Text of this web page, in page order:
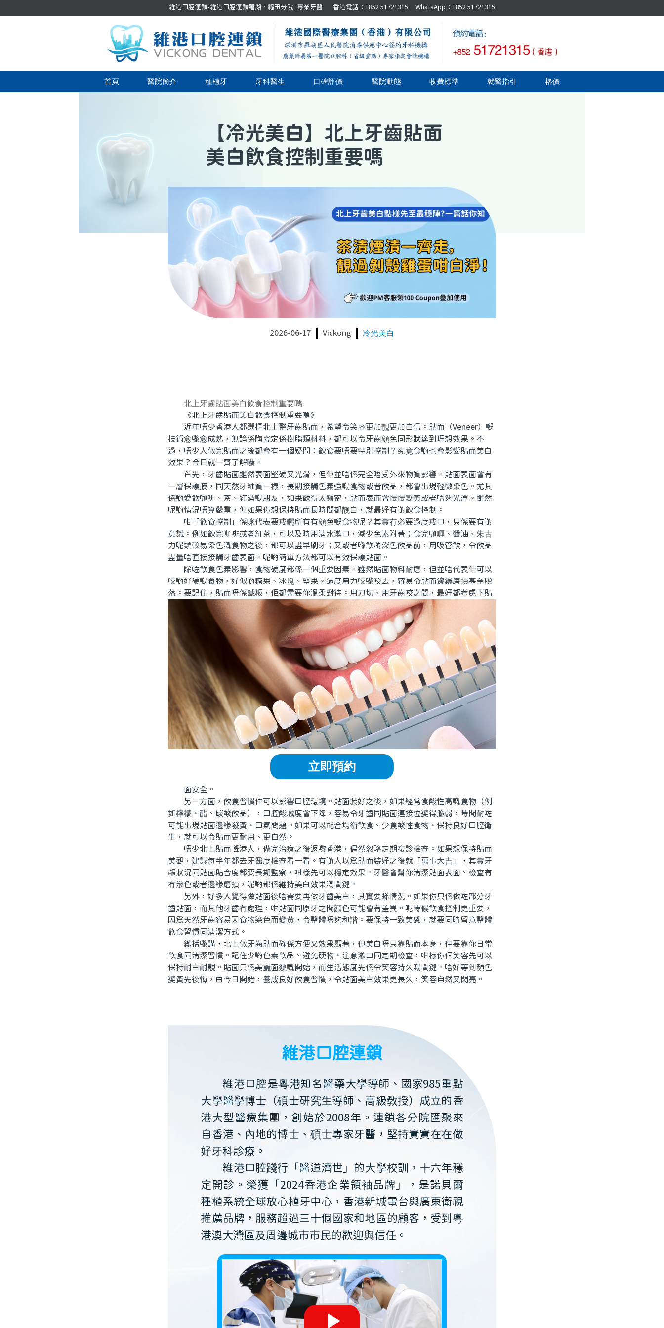
維港口腔連鎖-維港口腔連鎖羅湖、福田分院_專業牙醫 香港電話：+852 51721315 WhatsApp：+852 51721315
首頁 醫院簡介 種植牙 牙科醫生 口碑評價 醫院動態 收費標準 就醫指引 格價
【冷光美白】 北上牙齒貼面
美白飲食控制重要嗎
2026-06-17 Vickong 冷光美白
北上牙齒貼面美白飲食控制重要嗎
《北上牙齒貼面美白飲食控制重要嗎》
近年唔少香港人都選擇北上整牙齒貼面，希望令笑容更加靓更加自信。貼面（Veneer）嘅
技術愈嚟愈成熟，無論係陶瓷定係樹脂類材料，都可以令牙齒顔色同形狀達到理想效果。不
過，唔少人做完貼面之後都會有一個疑問：飲食要唔要特別控制？究竟食啲乜會影響貼面美白
效果？今日就一齊了解嚇。
首先，牙齒貼面雖然表面堅硬又光滑，但佢並唔係完全唔受外來物質影響。貼面表面會有
一層保護膜，同天然牙釉質一樣，長期接觸色素強嘅食物或者飲品，都會出現輕微染色。尤其
係啲愛飲咖啡、茶、紅酒嘅朋友，如果飲得太頻密，貼面表面會慢慢變黃或者唔夠光澤。雖然
呢啲情況唔算嚴重，但如果你想保持貼面長時間都靓白，就最好有啲飲食控制。
咁「飲食控制」係咪代表要戒曬所有有顔色嘅食物呢？其實冇必要過度戒口，只係要有啲
意識。例如飲完咖啡或者紅茶，可以及時用清水漱口，減少色素附著；食完咖喱、醬油、朱古
力呢類較易染色嘅食物之後，都可以盡早刷牙；又或者喺飲啲深色飲品前，用吸管飲，令飲品
盡量唔直接接觸牙齒表面。呢啲簡單方法都可以有效保護貼面。
除咗飲食色素影響，食物硬度都係一個重要因素。雖然貼面物料耐磨，但並唔代表佢可以
咬啲好硬嘅食物，好似啲糖果、冰塊、堅果。過度用力咬嚟咬去，容易令貼面邊緣磨損甚至脫
落。要記住，貼面唔係鐵板，佢都需要你溫柔對待。用刀切、用牙齒咬之間，最好都考慮下貼
立即預約
面安全。
另一方面，飲食習慣仲可以影響口腔環境。貼面裝好之後，如果經常食酸性高嘅食物（例
如檸檬、醋、碳酸飲品），口腔酸堿度會下降，容易令牙齒同貼面連接位變得脆弱，時間耐咗
可能出現貼面邊緣發黃、口氣問題。如果可以配合均衡飲食、少食酸性食物、保持良好口腔衛
生，就可以令貼面更耐用、更自然。
唔少北上貼面嘅港人，做完治療之後返嚟香港，偶然忽略定期複診檢查。如果想保持貼面
美觀，建議每半年都去牙醫度檢查看一看。有啲人以爲貼面裝好之後就「萬事大吉」，其實牙
龈狀況同貼面貼合度都要長期監察，咁樣先可以穩定效果。牙醫會幫你清潔貼面表面、檢查有
冇滲色或者邊緣磨損，呢啲都係維持美白效果嘅關鍵。
另外，好多人覺得做貼面後唔需要再做牙齒美白，其實要睇情況。如果你只係做咗部分牙
齒貼面，而其他牙齒冇處理，咁貼面同原牙之間顔色可能會有差異。呢時候飲食控制更重要，
因爲天然牙齒容易因食物染色而變黃，令整體唔夠和諧。要保持一致美感，就要同時留意整體
飲食習慣同清潔方式。
總括嚟講，北上做牙齒貼面確係方便又效果顯著，但美白唔只靠貼面本身，仲要靠你日常
飲食同清潔習慣。記住少啲色素飲品、避免硬物、注意漱口同定期檢查，咁樣你個笑容先可以
保持耐白耐靚。貼面只係美麗面貌嘅開始，而生活態度先係令笑容持久嘅關鍵。唔好等到顏色
變黃先後悔，由今日開始，養成良好飲食習慣，令貼面美白效果更長久，笑容自然又閃亮。
維港口腔連鎖
維港口腔是粵港知名醫藥大學導師、國家985重點
大學醫學博士（碩士研究生導師、高級教授）成立的香
港大型醫療集團，創始於2008年。連鎖各分院匯聚來
自香港、內地的博士、碩士專家牙醫，堅持實實在在做
好牙科診療。
維港口腔踐行「醫道濟世」的大學校訓，十六年穩
定開診。榮獲「2024香港企業領袖品牌」，是諾貝爾
種植系統全球放心植牙中心，香港新城電台與廣東衛視
推薦品牌，服務超過三十個國家和地區的顧客，受到粵
港澳大灣區及周邊城市市民的歡迎與信任。